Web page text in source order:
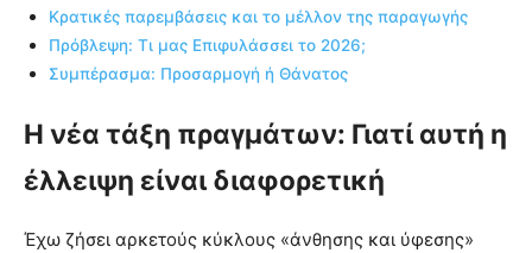
Κρατικές παρεμβάσεις και το μέλλον της παραγωγής
Πρόβλεψη: Τι μας Επιφυλάσσει το 2026;
Συμπέρασμα: Προσαρμογή ή Θάνατος
Η νέα τάξη πραγμάτων: Γιατί αυτή η
έλλειψη είναι διαφορετική
Έχω ζήσει αρκετούς κύκλους «άνθησης και ύφεσης»